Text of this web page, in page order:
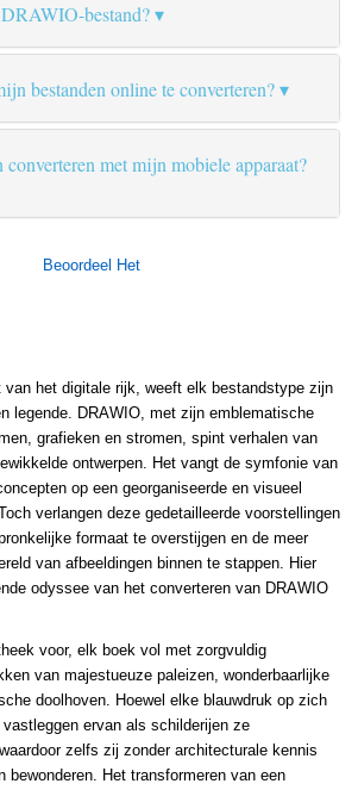
bestand?
bestanden online te converteren?
met mijn mobiele apparaat?
Beoordeel Het
van het digitale rijk, weeft elk bestandstype zijn
legende. DRAWIO, met zijn emblematische
grafieken en stromen, spint verhalen van
ontwerpen. Het vangt de symfonie van
op een georganiseerde en visueel
verlangen deze gedetailleerde voorstellingen
formaat te overstijgen en de meer
van afbeeldingen binnen te stappen. Hier
odyssee van het converteren van DRAWIO
voor, elk boek vol met zorgvuldig
van majestueuze paleizen, wonderbaarlijke
doolhoven. Hoewel elke blauwdruk op zich
ervan als schilderijen ze
zelfs zij zonder architecturale kennis
bewonderen. Het transformeren van een